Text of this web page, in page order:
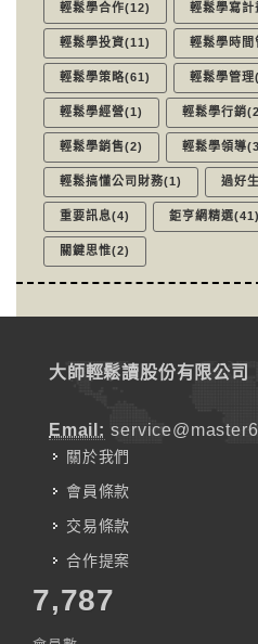
輕鬆學合作(12) 輕鬆學寫計
輕鬆學投資(11) 輕鬆學時間
輕鬆學策略(61) 輕鬆學管理
輕鬆學經營(1) 輕鬆學行銷
輕鬆學銷售(2) 輕鬆學領導
輕鬆搞懂公司財務(1) 過好
重要訊息(4) 鉅亨網精選(41)
關鍵思惟(2)
大師輕鬆讀股份有限公司
Email:
關於我們
會員條款
交易條款
合作提案
7,787